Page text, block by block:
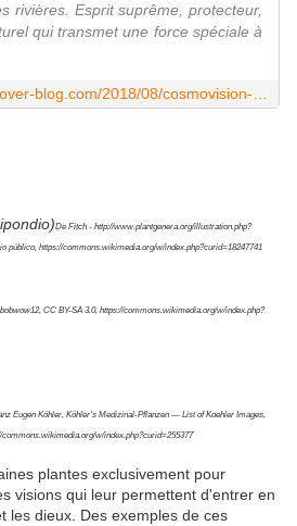
rivières. Esprit suprême, protecteur,
qui transmet une force spéciale à
De Fitch - http://www.plantgenera.org/illustration.php?
público, https://commons.wikimedia.org/w/index.php?curid=18247741
CC BY-SA 3.0, https://commons.wikimedia.org/w/index.php?
Eugen Köhler, Köhler's Medizinal-Pflanzen — List of Koehler Images,
w/index.php?curid=255377
plantes exclusivement pour
visions qui leur permettent d'entrer en
les dieux. Des exemples de ces